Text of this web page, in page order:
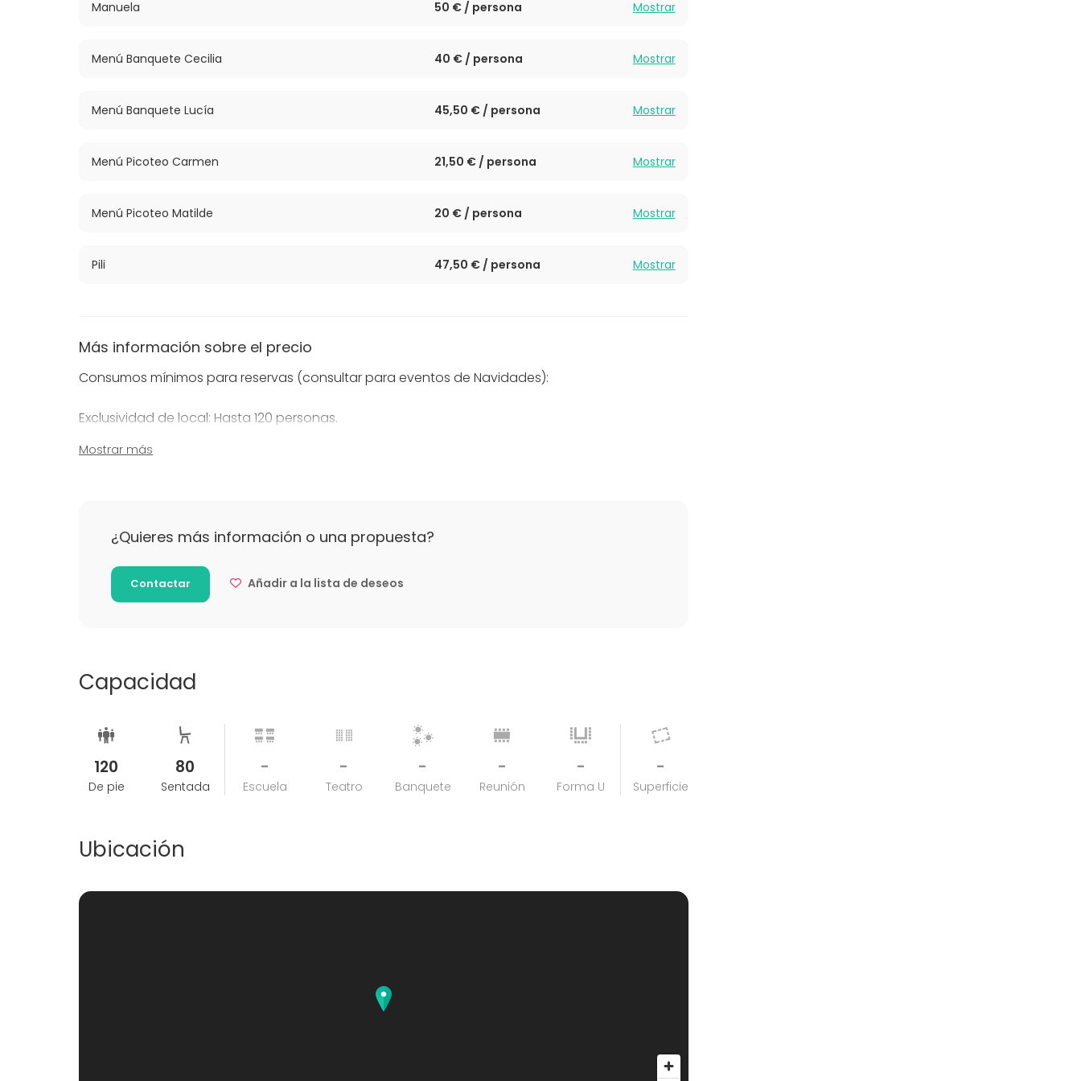
Manuela 50 € / persona Mostrar
Menú Banquete Cecilia 40 € / persona Mostrar
Menú Banquete Lucía 45,50 € / persona Mostrar
Menú Picoteo Carmen 21,50 € / persona Mostrar
Menú Picoteo Matilde 20 € / persona Mostrar
Pili 47,50 € / persona Mostrar
Más información sobre el precio
Consumos mínimos para reservas (consultar para eventos de Navidades):
Exclusividad de local: Hasta 120 personas.
De domingo a jueves mediodía: 2000€ mínimo
Jueves noche: 3.000€ mínimo
Viernes, sábado noche: 5.000€ euros mínimo
Mostrar más
¿Quieres más información o una propuesta?
Contactar Añadir a la lista de deseos
Capacidad
120
De pie
80
Sentada
-
Escuela
-
Teatro
-
Banquete
-
Reunión
-
Forma U
-
Superficie
Ubicación